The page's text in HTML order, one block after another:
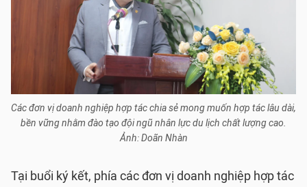
Các đơn vị doanh nghiệp hợp tác chia sẻ mong muốn hợp tác lâu dài,
bền vững nhằm đào tạo đội ngũ nhân lực du lịch chất lượng cao.
Ảnh: Doãn Nhàn
Tại buổi ký kết, phía các đơn vị doanh nghiệp hợp tác